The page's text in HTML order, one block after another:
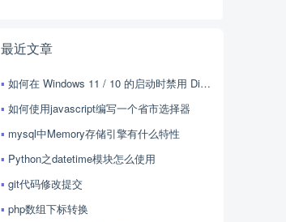
最近文章
如何在 Windows 11 / 10 的启动时禁用 Discord？
如何使用javascript编写一个省市选择器
mysql中Memory存储引擎有什么特性
Python之datetime模块怎么使用
git代码修改提交
php数组下标转换